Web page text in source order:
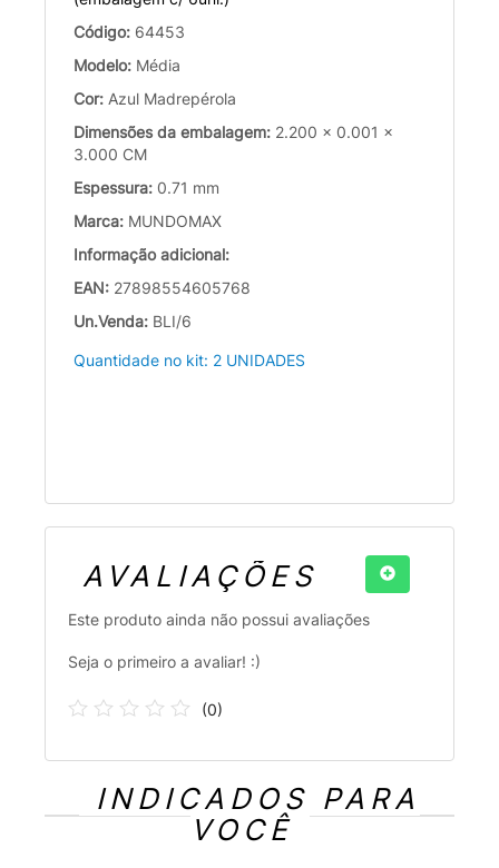
Código: 64453
Modelo: Média
Cor: Azul Madrepérola
Dimensões da embalagem: 2.200 x 0.001 x
3.000 CM
Espessura: 0.71 mm
Marca: MUNDOMAX
Informação adicional:
EAN: 27898554605768
Un.Venda: BLI/6
Quantidade no kit: 2 UNIDADES
AVALIAÇÕES
Este produto ainda não possui avaliações
Seja o primeiro a avaliar! :)
(0)
INDICADOS PARA
VOCÊ